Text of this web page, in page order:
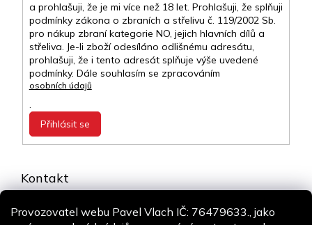
Provozovatel webu Pavel Vlach IČ: 76479633., jako
a prohlašuji, že je mi více než 18 let. Prohlašuji, že splňuji
podmínky zákona o zbraních a střelivu č. 119/2002 Sb.
pro nákup zbraní kategorie NO, jejich hlavních dílů a
střeliva. Je-li zboží odesíláno odlišnému adresátu,
prohlašuji, že i tento adresát splňuje výše uvedené
podmínky. Dále souhlasím se zpracováním
osobních údajů
.
Přihlásit se
Kontakt
+420 775 106 530